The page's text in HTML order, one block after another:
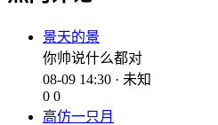
景天的景
你帅说什么都对
08-09 14:30 · 未知
0 0
高仿一只月